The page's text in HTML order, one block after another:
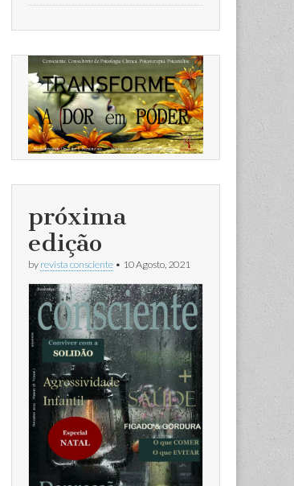
próxima
edição
by revista consciente • 10 Agosto, 2021